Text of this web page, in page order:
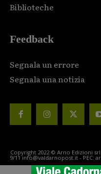
Biblioteche
Feedback
Segnala un errore
Segnala una notizia
Copyright 2022 © Arno Edizioni srl
9/11 info@valdarnopost.it - PEC: